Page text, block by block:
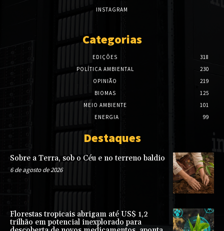
INSTAGRAM
Categorias
EDIÇÕES
318
POLÍTICA AMBIENTAL
230
OPINIÃO
219
BIOMAS
125
MEIO AMBIENTE
101
ENERGIA
99
Destaques
Sobre a Terra, sob o Céu e no terreno baldio
6 de agosto de 2026
Florestas tropicais abrigam até US$ 1,2
trilhão em potencial inexplorado para